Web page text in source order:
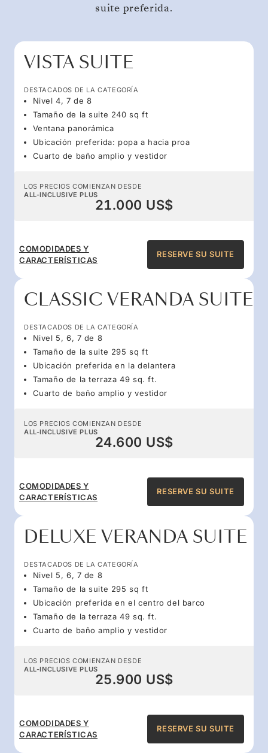
suite preferida.
VISTA SUITE
DESTACADOS DE LA CATEGORÍA
Nivel 4, 7 de 8
Tamaño de la suite 240 sq ft
Ventana panorámica
Ubicación preferida: popa a hacia proa
Cuarto de baño amplio y vestidor
LOS PRECIOS COMIENZAN DESDE
ALL-INCLUSIVE PLUS
21.000 US$
COMODIDADES Y
CARACTERÍSTICAS
RESERVE SU SUITE
CLASSIC VERANDA SUITE
DESTACADOS DE LA CATEGORÍA
Nivel 5, 6, 7 de 8
Tamaño de la suite 295 sq ft
Ubicación preferida en la delantera
Tamaño de la terraza 49 sq. ft.
Cuarto de baño amplio y vestidor
LOS PRECIOS COMIENZAN DESDE
ALL-INCLUSIVE PLUS
24.600 US$
COMODIDADES Y
CARACTERÍSTICAS
RESERVE SU SUITE
DELUXE VERANDA SUITE
DESTACADOS DE LA CATEGORÍA
Nivel 5, 6, 7 de 8
Tamaño de la suite 295 sq ft
Ubicación preferida en el centro del barco
Tamaño de la terraza 49 sq. ft.
Cuarto de baño amplio y vestidor
LOS PRECIOS COMIENZAN DESDE
ALL-INCLUSIVE PLUS
25.900 US$
COMODIDADES Y
CARACTERÍSTICAS
RESERVE SU SUITE